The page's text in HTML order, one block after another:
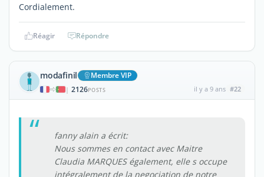
Cordialement.
Réagir Répondre
modafinil Membre VIP
| 2126POSTS il y a 9 ans #22
fanny alain a écrit:
Nous sommes en contact avec Maitre
Claudia MARQUES également, elle s occupe
intégralement de la negociation de notre